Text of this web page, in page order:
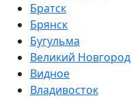
Братск
Брянск
Бугульма
Великий Новгород
Видное
Владивосток